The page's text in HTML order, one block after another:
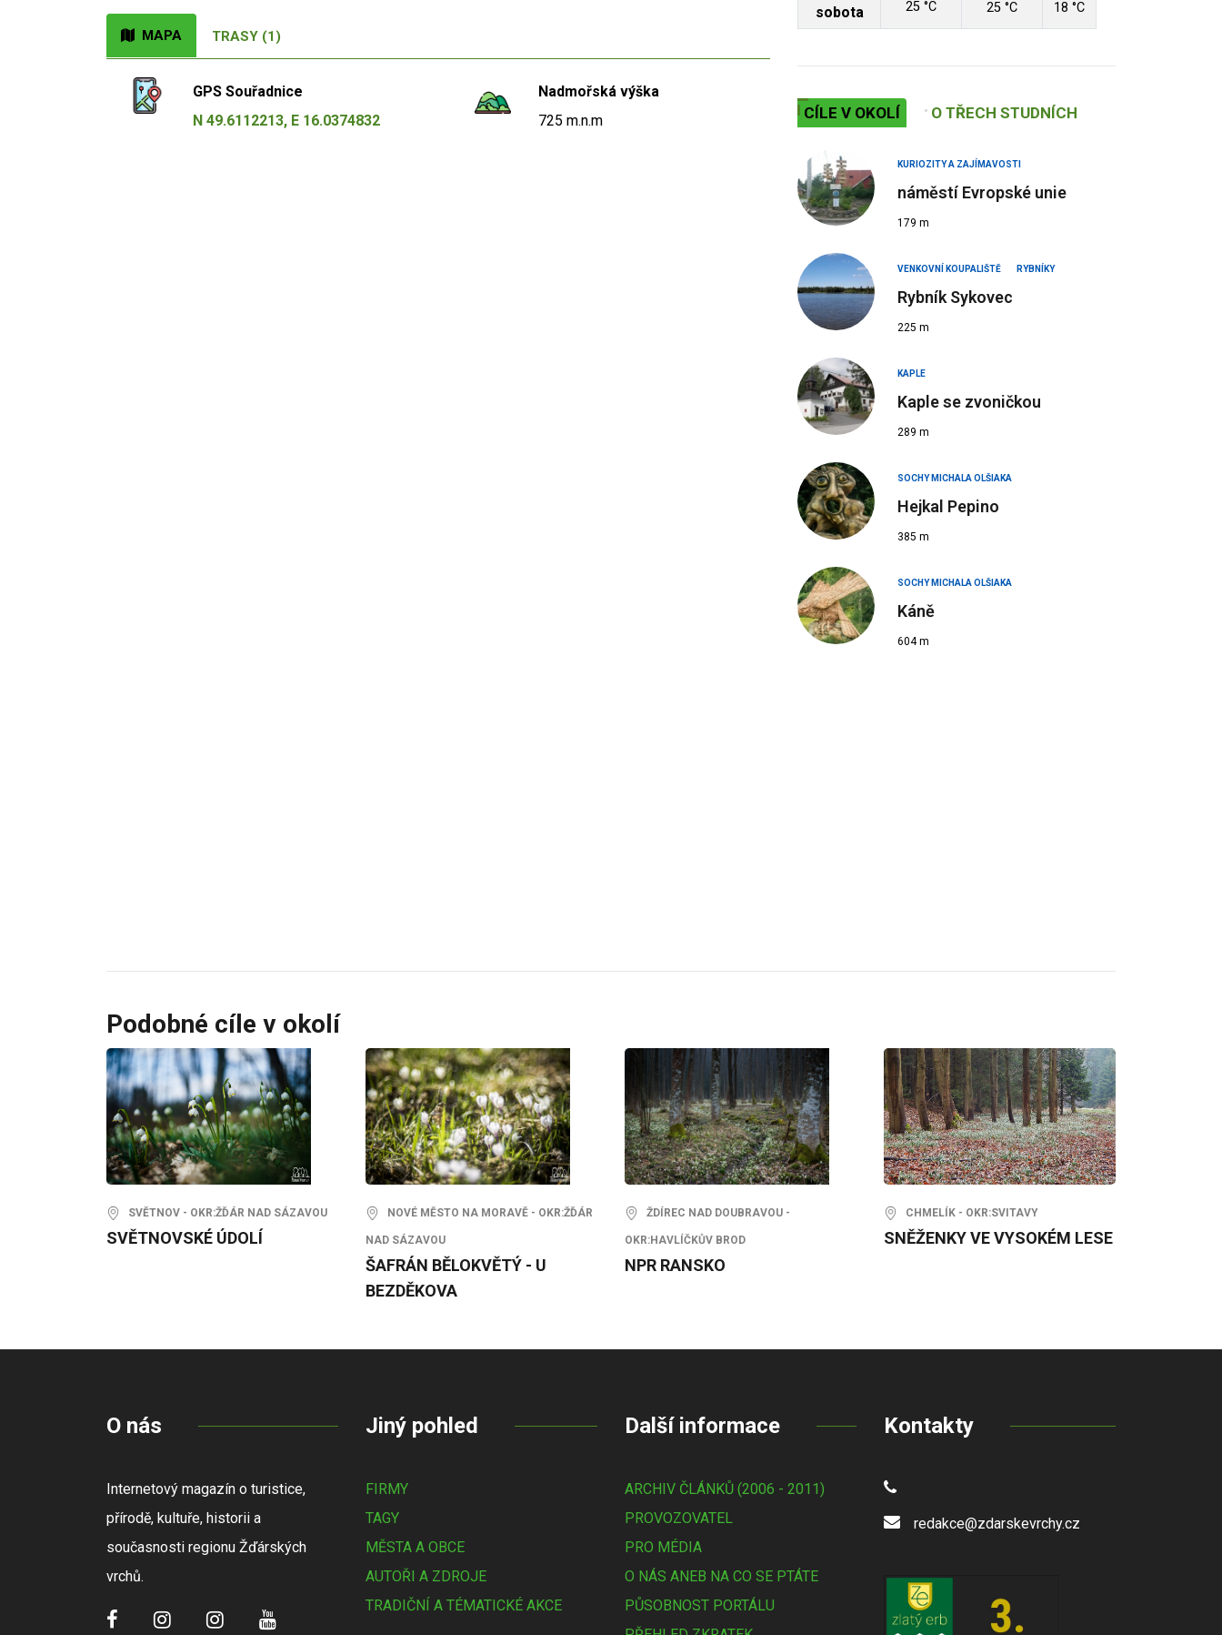
MAPA TRASY (1)
GPS Souřadnice
N 49.6112213, E 16.0374832
Nadmořská výška
725 m.n.m
sobota
25 °C 25 °C 18 °C
CÍLE V OKOLÍ O TŘECH STUDNÍCH
KURIOZITY A ZAJÍMAVOSTI
náměstí Evropské unie
179 m
VENKOVNÍ KOUPALIŠTĚ RYBNÍKY
Rybník Sykovec
225 m
KAPLE
Kaple se zvoničkou
289 m
SOCHY MICHALA OLŠIAKA
Hejkal Pepino
385 m
SOCHY MICHALA OLŠIAKA
Káně
604 m
Podobné cíle v okolí
SVĚTNOV - OKR:ŽĎÁR NAD SÁZAVOU
SVĚTNOVSKÉ ÚDOLÍ
NOVÉ MĚSTO NA MORAVĚ - OKR:ŽĎÁR
NAD SÁZAVOU
ŠAFRÁN BĚLOKVĚTÝ - U
BEZDĚKOVA
ŽDÍREC NAD DOUBRAVOU -
OKR:HAVLÍČKŮV BROD
NPR RANSKO
CHMELÍK - OKR:SVITAVY
SNĚŽENKY VE VYSOKÉM LESE
O nás
Internetový magazín o turistice,
přírodě, kultuře, historii a
současnosti regionu Žďárských
vrchů.
Jiný pohled
FIRMY
TAGY
MĚSTA A OBCE
AUTOŘI A ZDROJE
TRADIČNÍ A TÉMATICKÉ AKCE
Další informace
ARCHIV ČLÁNKŮ (2006 - 2011)
PROVOZOVATEL
PRO MÉDIA
O NÁS ANEB NA CO SE PTÁTE
PŮSOBNOST PORTÁLU
Kontakty
redakce@zdarskevrchy.cz